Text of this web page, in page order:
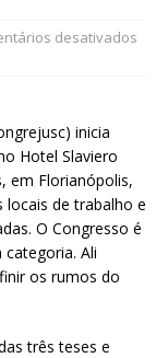
desativados
inicia
Hotel Slaviero
em Florianópolis,
locais de trabalho e
O Congresso é
Ali
os rumos do
três teses e